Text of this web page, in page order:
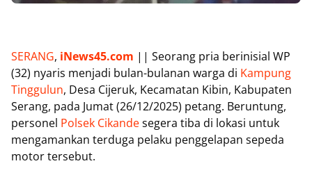
SERANG, iNews45.com || Seorang pria berinisial WP
(32) nyaris menjadi bulan-bulanan warga di Kampung
Tinggulun, Desa Cijeruk, Kecamatan Kibin, Kabupaten
Serang, pada Jumat (26/12/2025) petang. Beruntung,
personel Polsek Cikandesegera tiba di lokasi untuk
mengamankan terduga pelaku penggelapan sepeda
motor tersebut.